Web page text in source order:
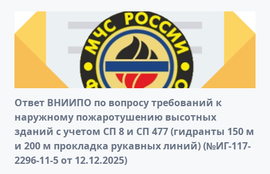
Ответ ВНИИПО по вопросу требований к
наружному пожаротушению высотных
зданий с учетом СП 8 и СП 477 (гидранты 150 м
и 200 м прокладка рукавных линий) (№ИГ-117-
2296-11-5 от 12.12.2025)